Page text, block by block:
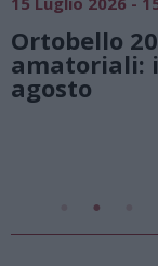
orti
il 15